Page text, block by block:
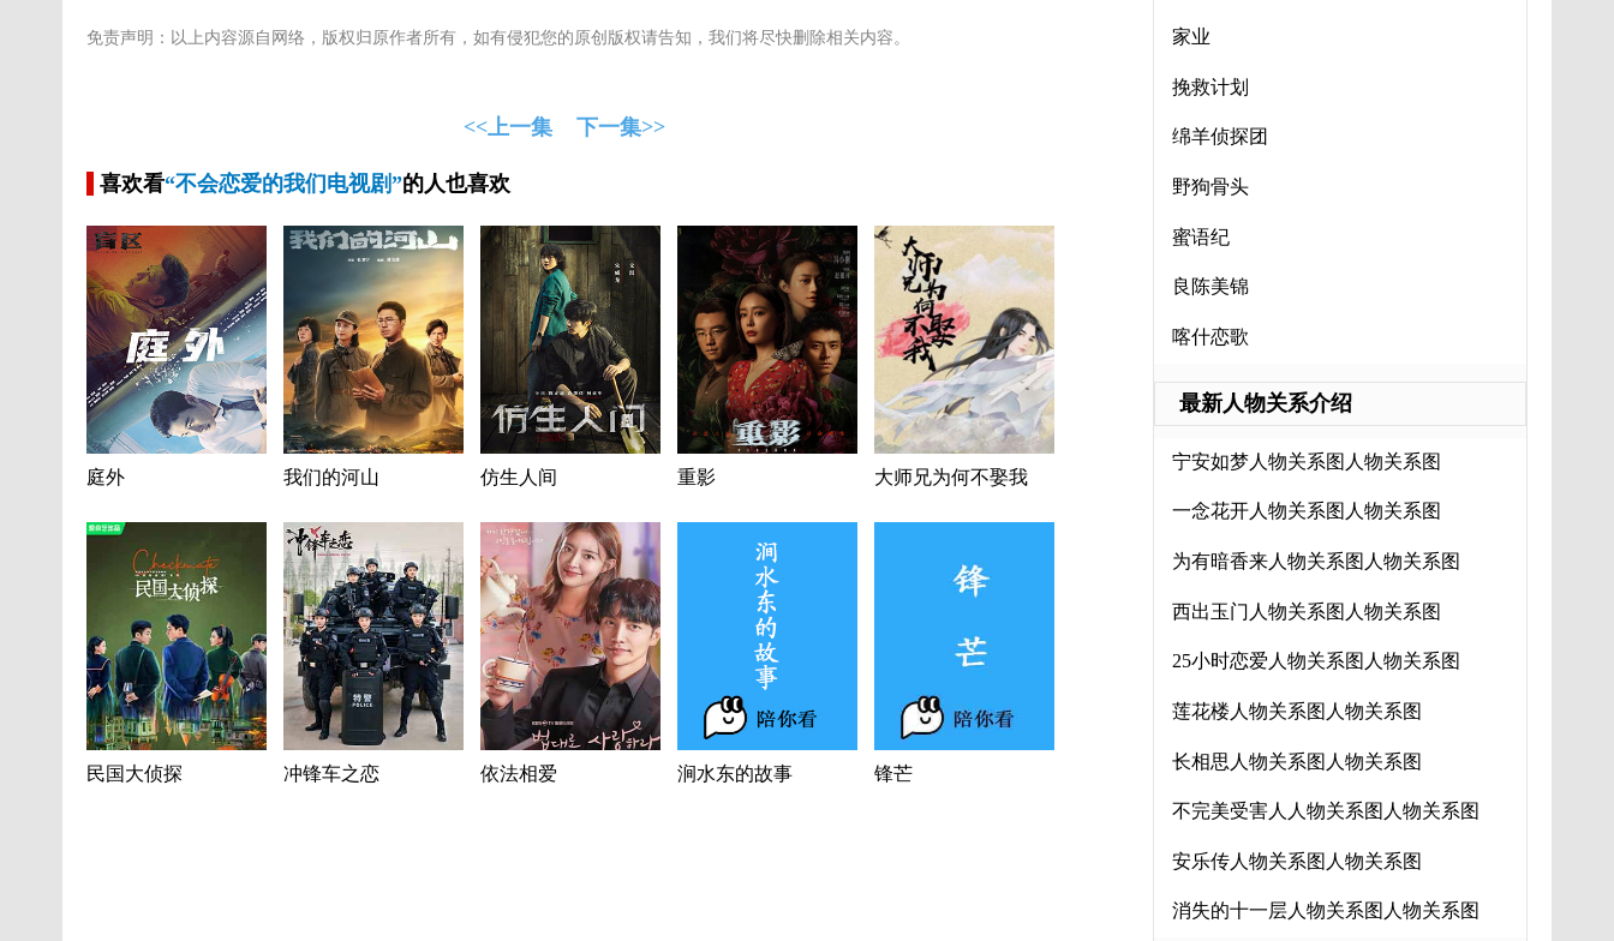
免责声明：以上内容源自网络，版权归原作者所有，如有侵犯您的原创版权请告知，我们将尽快删除相关内容。
<<上一集 下一集>>
喜欢看“不会恋爱的我们电视剧”的人也喜欢
庭外 我们的河山 仿生人间 重影 大师兄为何不娶我
民国大侦探 冲锋车之恋 依法相爱 涧水东的故事 锋芒
家业
挽救计划
绵羊侦探团
野狗骨头
蜜语纪
良陈美锦
喀什恋歌
最新人物关系介绍
宁安如梦人物关系图人物关系图
一念花开人物关系图人物关系图
为有暗香来人物关系图人物关系图
西出玉门人物关系图人物关系图
25小时恋爱人物关系图人物关系图
莲花楼人物关系图人物关系图
长相思人物关系图人物关系图
不完美受害人人物关系图人物关系图
安乐传人物关系图人物关系图
消失的十一层人物关系图人物关系图